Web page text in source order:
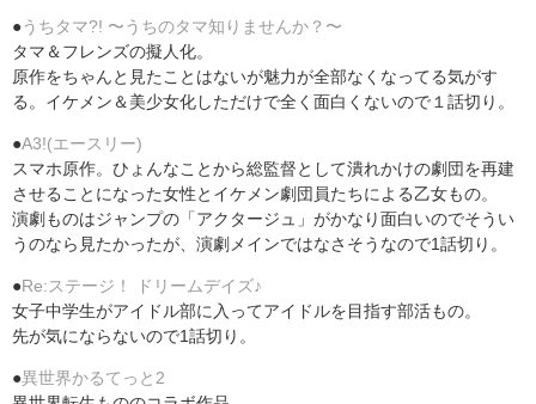
● うちタマ?! 〜うちのタマ知りませんか？〜
タマ＆フレンズの擬人化。
原作をちゃんと見たことはないが魅力が全部なくなってる気がす
る。イケメン＆美少女化しただけで全く面白くないので１話切り。
●A3!(エースリー)
スマホ原作。ひょんなことから総監督として潰れかけの劇団を再建
させることになった女性とイケメン劇団員たちによる乙女もの。
演劇ものはジャンプの「アクタージュ」がかなり面白いのでそうい
うのなら見たかったが、演劇メインではなさそうなので1話切り。
●Re:ステージ！ ドリームデイズ♪
女子中学生がアイドル部に入ってアイドルを目指す部活もの。
先が気にならないので1話切り。
●異世界かるてっと2